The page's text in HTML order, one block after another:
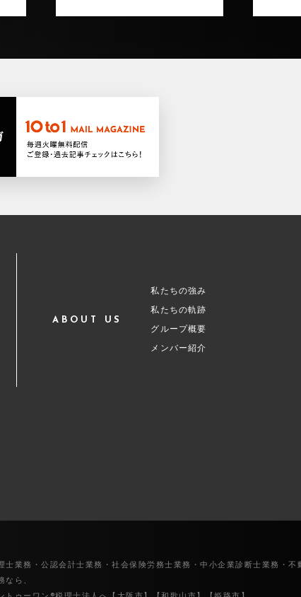
ABOUT US
私たちの強み
私たちの軌跡
グループ概要
メンバー紹介
士業務・公認会計士業務・社会保険労務士業務・中小企業診断士業務・
なら、